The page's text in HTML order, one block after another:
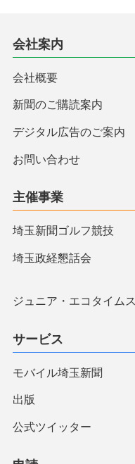
会社案内
会社概要
新聞のご購読案内
デジタル広告のご案内
お問い合わせ
主催事業
埼玉新聞ゴルフ競技
埼玉政経懇話会
ジュニア・エコタイムス
サービス
モバイル埼玉新聞
出版
公式ツイッター